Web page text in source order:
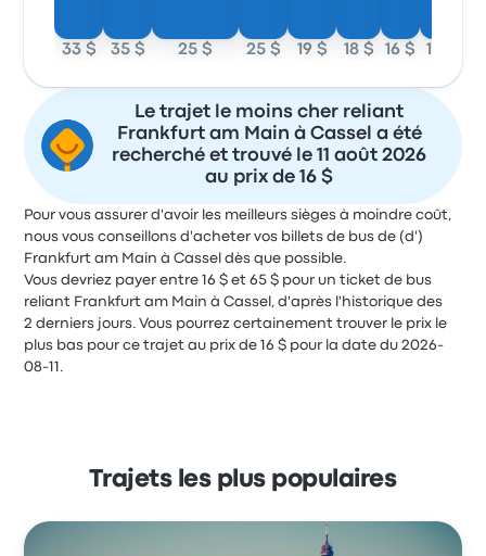
33 $ 35 $ 25 $ 25 $ 19 $ 18 $ 16 $ 16 $
Le trajet le moins cher reliant
Frankfurt am Main à Cassel a été
recherché et trouvé le 11 août 2026
au prix de 16 $
Pour vous assurer d'avoir les meilleurs sièges à moindre coût,
nous vous conseillons d'acheter vos billets de bus de (d')
Frankfurt am Main à Cassel dès que possible.
Vous devriez payer entre 16 $ et 65 $ pour un ticket de bus
reliant Frankfurt am Main à Cassel, d'après l'historique des
2 derniers jours. Vous pourrez certainement trouver le prix le
plus bas pour ce trajet au prix de 16 $ pour la date du 2026-
08-11.
Trajets les plus populaires